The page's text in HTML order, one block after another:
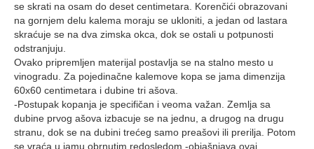
se skrati na osam do deset centimetara. Korenčići obrazovani
na gornjem delu kalema moraju se ukloniti, a jedan od lastara
skraćuje se na dva zimska okca, dok se ostali u potpunosti
odstranjuju.
Ovako pripremljen materijal postavlja se na stalno mesto u
vinogradu. Za pojedinačne kalemove kopa se jama dimenzija
60x60 centimetara i dubine tri ašova.
-Postupak kopanja je specifičan i veoma važan. Zemlja sa
dubine prvog ašova izbacuje se na jednu, a drugog na drugu
stranu, dok se na dubini trećeg samo preašovi ili prerilja. Potom
se vraća u jamu obrnutim redosledom -objašnjava ovaj